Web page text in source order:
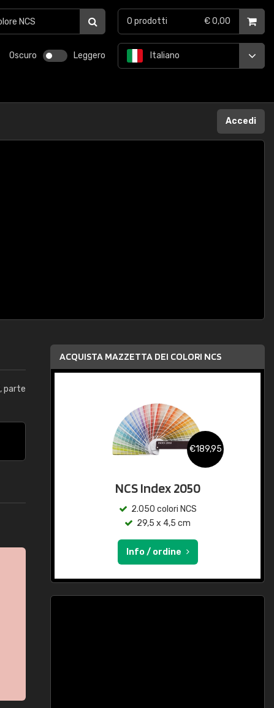
Oscuro Leggero Italiano
0 prodotti € 0,00
Accedi
, parte
ACQUISTA MAZZETTA DEI COLORI NCS
€189,95
NCS Index 2050
2.050 colori NCS
29,5 x 4,5 cm
Info / ordine